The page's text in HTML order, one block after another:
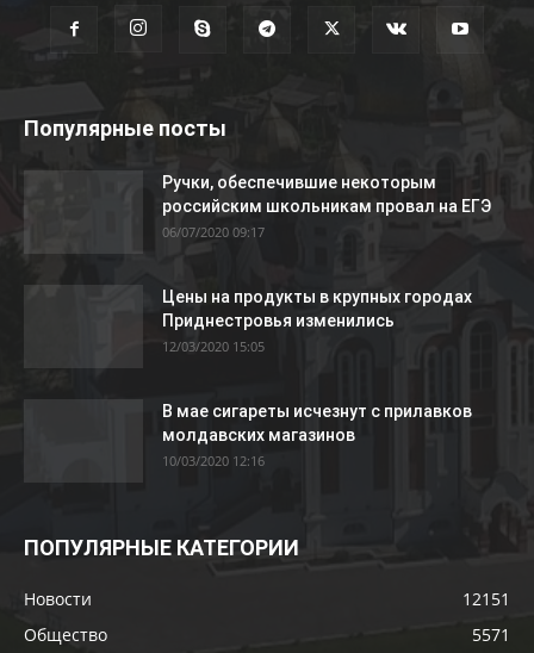
Популярные посты
Ручки, обеспечившие некоторым
российским школьникам провал на ЕГЭ
06/07/2020 09:17
Цены на продукты в крупных городах
Приднестровья изменились
12/03/2020 15:05
В мае сигареты исчезнут с прилавков
молдавских магазинов
10/03/2020 12:16
ПОПУЛЯРНЫЕ КАТЕГОРИИ
Новости
12151
Общество
5571